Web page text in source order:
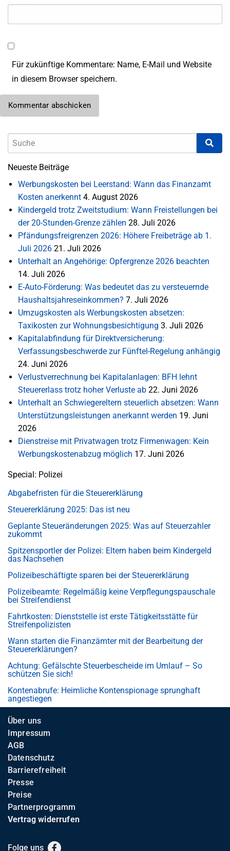
Für zukünftige Kommentare: Name, E-Mail und Website
in diesem Browser speichern.
Neueste Beiträge
Werbungskosten bei Leerstand: Wann das Finanzamt
Kosten anerkennt 4. August 2026
Kindergeld trotz Zweitstudium: Wann Freistellungen bei
der 20-Stunden-Grenze zählen 28. Juli 2026
Pfändungsfreigrenzen 2026: Höhere Freibeträge ab 1.
Juli 2026 21. Juli 2026
Unterhalt an Angehörige: Opfergrenze 2026 beachten
14. Juli 2026
E-Auto-Förderung: Was bedeutet das zu versteuernde
Haushaltsjahreseinkommen? 7. Juli 2026
Umzugskosten als Werbungskosten absetzen:
Taxikosten zur Wohnungsbesichtigung 3. Juli 2026
Kapitalabfindung für Direktversicherung:
Verfassungsbeschwerde zur Fünftel-Regelung anhängig
24. Juni 2026
Verlustverrechnung bei Kapitalanlagen: BFH lehnt
Steuererlass trotz hoher Verluste ab 22. Juni 2026
Unterhalt an Schwiegereltern steuerlich absetzen: Wann
Unterstützungsleistungen anerkannt werden 19. Juni
2026
Dienstreise mit Privatwagen trotz Firmenwagen: Kein
Werbungskostenabzug möglich 17. Juni 2026
Special: Polizei
Abgabefristen für die Steuererklärung
Steuererklärung 2025: Das ist neu
Geplante Steueränderungen 2025: Was auf Steuerzahler
zukommt
Spitzensportler der Polizei: Eltern haben beim Kindergeld
das Nachsehen
Polizeibeschäftigte sparen bei der Steuererklärung
Polizeibeamte: Regelmäßig keine Verpflegungspauschale
bei Streifendienst
Fahrtkosten: Dienststelle ist erste Tätigkeitsstätte für
Streifenpolizisten
Wann starten die Finanzämter mit der Bearbeitung der
Steuererklärungen?
Achtung: Gefälschte Steuerbescheide im Umlauf – So
schützen Sie sich!
Kontenabrufe: Heimliche Kontenspionage sprunghaft
angestiegen
Über uns
Impressum
AGB
Datenschutz
Barrierefreiheit
Presse
Preise
Partnerprogramm
Vertrag widerrufen
Folge uns Facebook